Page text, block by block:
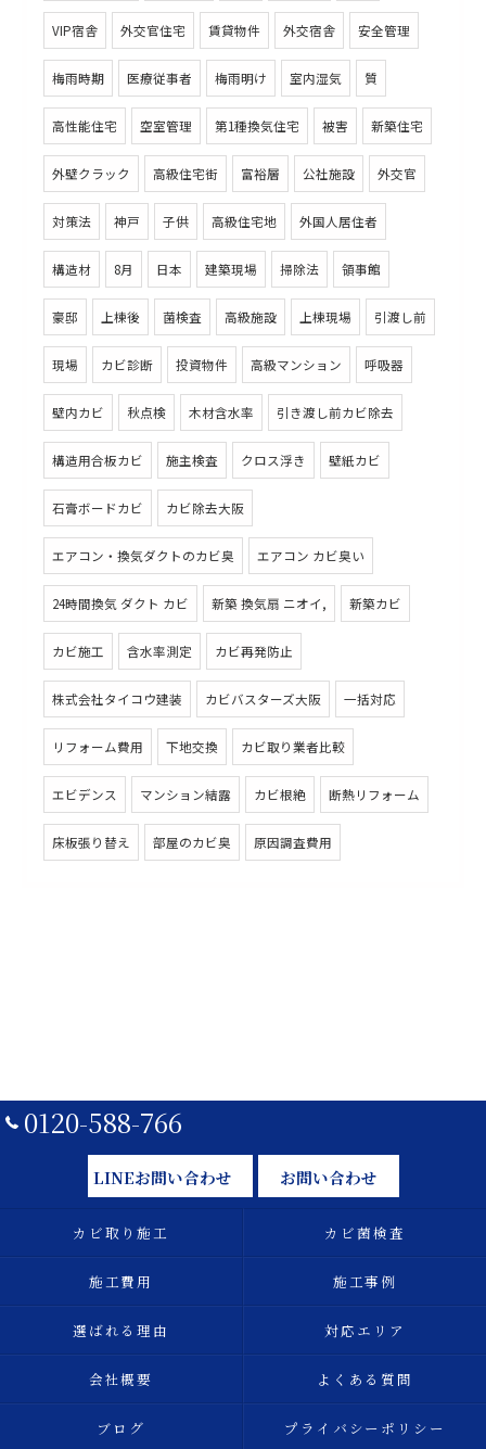
VIP宿舎 外交官住宅 賃貸物件 外交宿舎 安全管理
梅雨時期 医療従事者 梅雨明け 室内湿気 質
高性能住宅 空室管理 第1種換気住宅 被害 新築住宅
外壁クラック 高級住宅街 富裕層 公社施設 外交官
対策法 神戸 子供 高級住宅地 外国人居住者
構造材 8月 日本 建築現場 掃除法 領事館
豪邸 上棟後 菌検査 高級施設 上棟現場 引渡し前
現場 カビ診断 投資物件 高級マンション 呼吸器
壁内カビ 秋点検 木材含水率 引き渡し前カビ除去
構造用合板カビ 施主検査 クロス浮き 壁紙カビ
石膏ボードカビ カビ除去大阪
エアコン・換気ダクトのカビ臭 エアコン カビ臭い
24時間換気 ダクト カビ 新築 換気扇 ニオイ, 新築カビ
カビ施工 含水率測定 カビ再発防止
株式会社タイコウ建装 カビバスターズ大阪 一括対応
リフォーム費用 下地交換 カビ取り業者比較
エビデンス マンション結露 カビ根絶 断熱リフォーム
床板張り替え 部屋のカビ臭 原因調査費用
0120-588-766
LINEお問い合わせ お問い合わせ
カビ取り施工 カビ菌検査
施工費用 施工事例
選ばれる理由 対応エリア
会社概要 よくある質問
ブログ プライバシーポリシー